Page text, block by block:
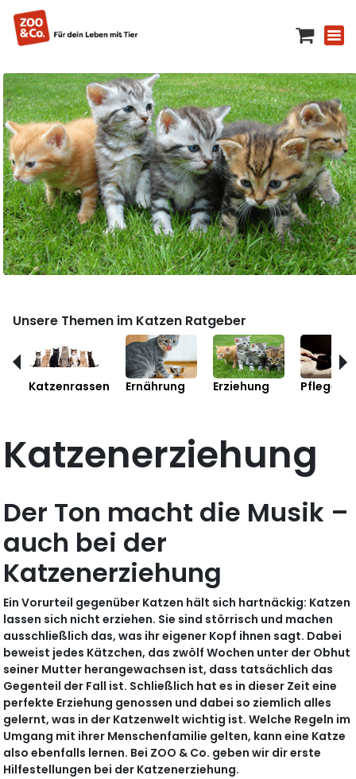
Unsere Themen im Katzen Ratgeber
Katzenrassen Ernährung Erziehung Pflege
Katzenerziehung
Der Ton macht die Musik –
auch bei der
Katzenerziehung
Ein Vorurteil gegenüber Katzen hält sich hartnäckig: Katzen
lassen sich nicht erziehen. Sie sind störrisch und machen
ausschließlich das, was ihr eigener Kopf ihnen sagt. Dabei
beweist jedes Kätzchen, das zwölf Wochen unter der Obhut
seiner Mutter herangewachsen ist, dass tatsächlich das
Gegenteil der Fall ist. Schließlich hat es in dieser Zeit eine
perfekte Erziehung genossen und dabei so ziemlich alles
gelernt, was in der Katzenwelt wichtig ist. Welche Regeln im
Umgang mit ihrer Menschenfamilie gelten, kann eine Katze
also ebenfalls lernen. Bei ZOO & Co. geben wir dir erste
Hilfestellungen bei der Katzenerziehung.